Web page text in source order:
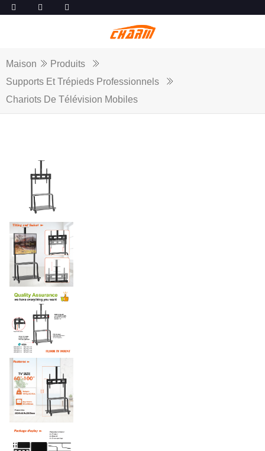
Maison
Produits
Supports Et Trépieds Professionnels
Chariots De Télévision Mobiles